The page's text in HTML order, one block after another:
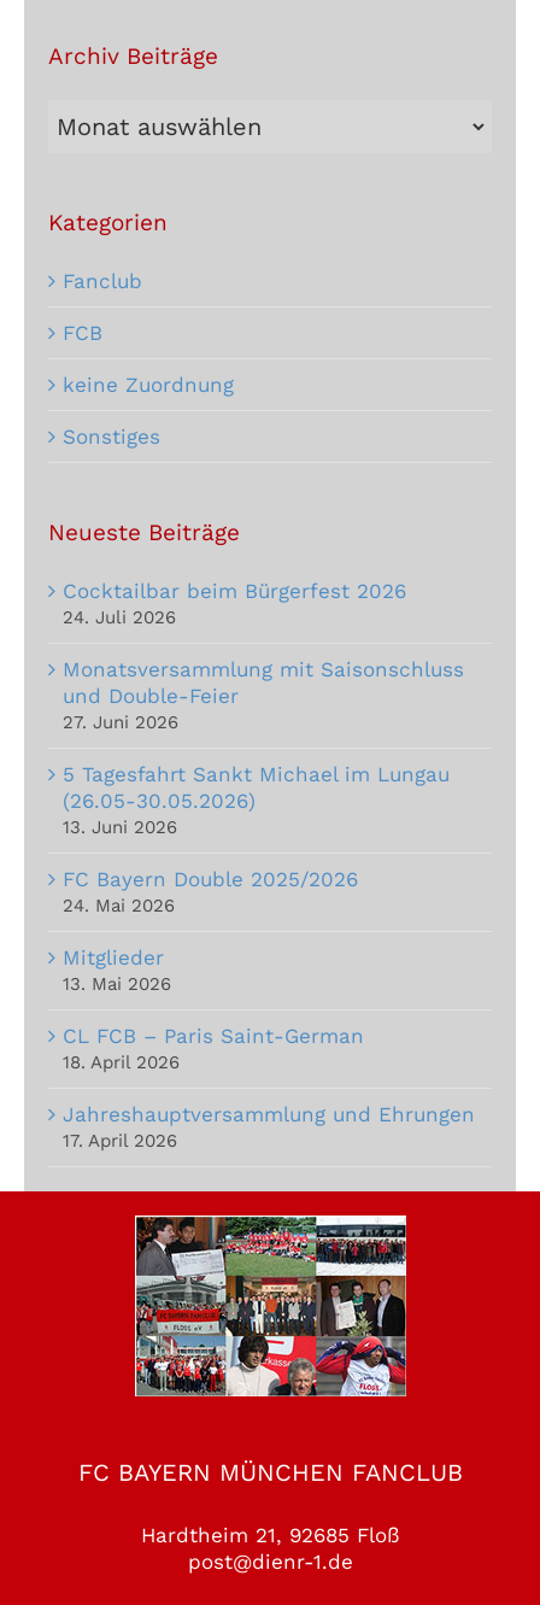
Archiv Beiträge
Archiv
Beiträge
Kategorien
Fanclub
FCB
keine Zuordnung
Sonstiges
Neueste Beiträge
Cocktailbar beim Bürgerfest 2026
24. Juli 2026
Monatsversammlung mit Saisonschluss
und Double-Feier
27. Juni 2026
5 Tagesfahrt Sankt Michael im Lungau
(26.05-30.05.2026)
13. Juni 2026
FC Bayern Double 2025/2026
24. Mai 2026
Mitglieder
13. Mai 2026
CL FCB – Paris Saint-German
18. April 2026
Jahreshauptversammlung und Ehrungen
17. April 2026
FC BAYERN MÜNCHEN FANCLUB
Hardtheim 21, 92685 Floß
post@dienr-1.de